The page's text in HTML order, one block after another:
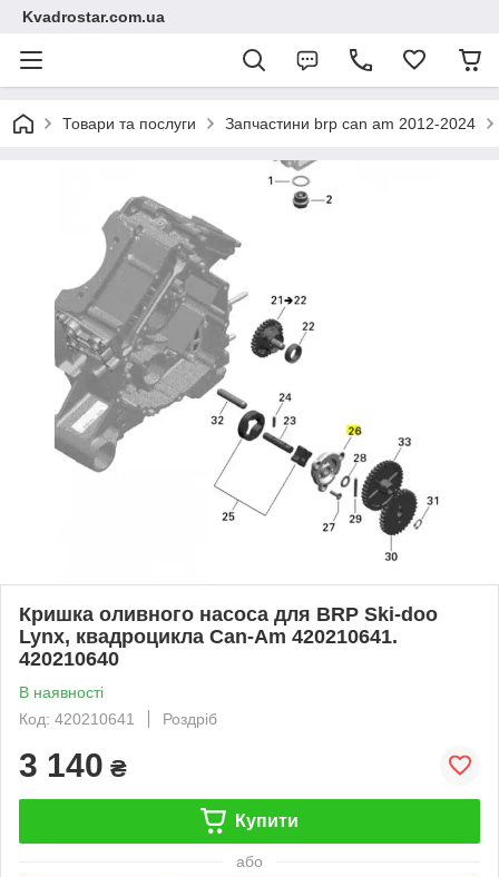
Kvadrostar.com.ua
Товари та послуги Запчастини brp can am 2012-2024
Кришка оливного насоса для BRP Ski-doo
Lynx, квадроцикла Can-Am 420210641.
420210640
В наявності
Код: 420210641
Роздріб
3 140 ₴
Купити
або